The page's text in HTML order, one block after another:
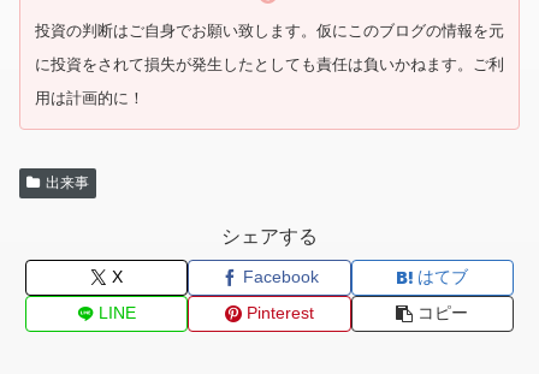
投資の判断はご自身でお願い致します。仮にこのブログの情報を元
に投資をされて損失が発生したとしても責任は負いかねます。ご利
用は計画的に！
出来事
シェアする
X Facebook
はてブ
LINE
Pinterest コピー